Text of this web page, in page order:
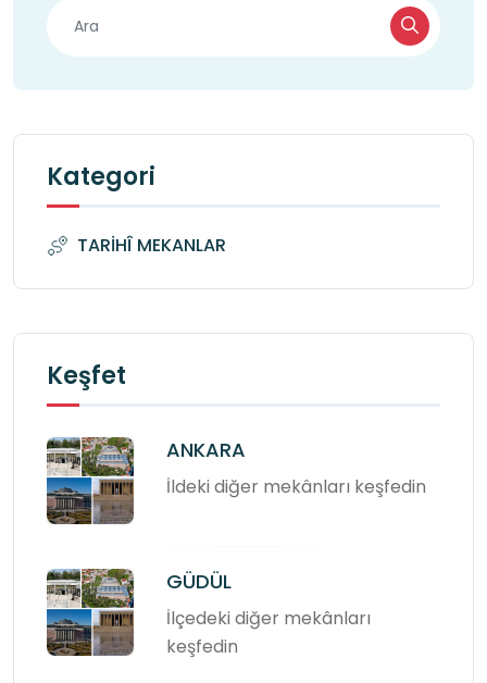
Kategori
TARİHÎ MEKANLAR
Keşfet
ANKARA
İldeki diğer mekânları keşfedin
GÜDÜL
İlçedeki diğer mekânları
keşfedin